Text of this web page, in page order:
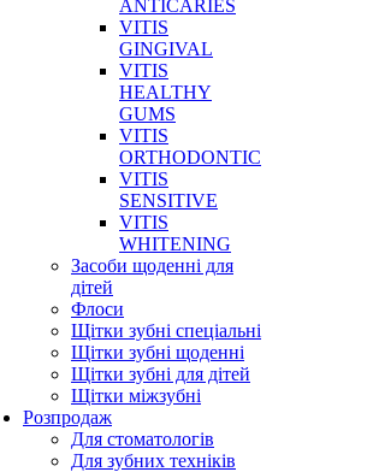
ANTICARIES
VITIS
GINGIVAL
VITIS
HEALTHY
GUMS
VITIS
ORTHODONTIC
VITIS
SENSITIVE
VITIS
WHITENING
Засоби щоденні для
дітей
Флоси
Щітки зубні спеціальні
Щітки зубні щоденні
Щітки зубні для дітей
Щітки міжзубні
Розпродаж
Для стоматологів
Для зубних техніків